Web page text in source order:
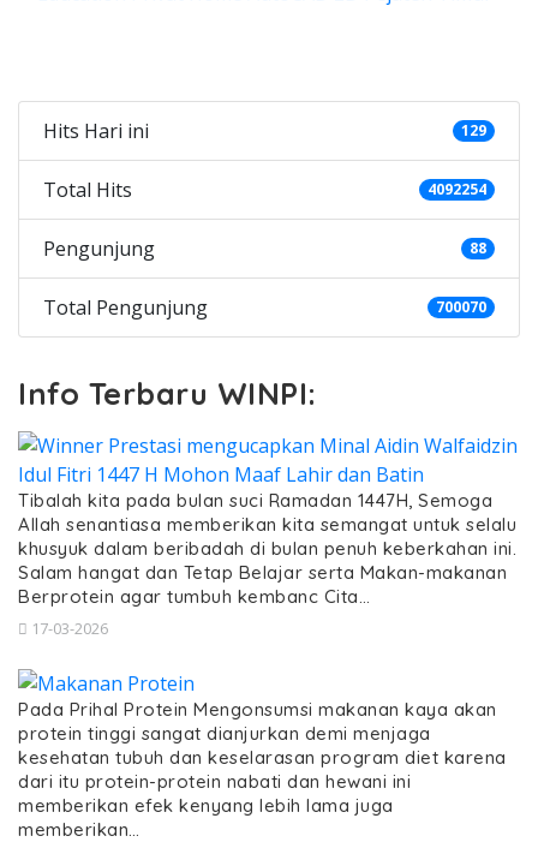
Hits Hari ini 129
Total Hits 4092254
Pengunjung 88
Total Pengunjung 700070
Info Terbaru WINPI:
Tibalah kita pada bulan suci Ramadan 1447H, Semoga
Allah senantiasa memberikan kita semangat untuk selalu
khusyuk dalam beribadah di bulan penuh keberkahan ini.
Salam hangat dan Tetap Belajar serta Makan-makanan
Berprotein agar tumbuh kembanc Cita…
17-03-2026
Pada Prihal Protein Mengonsumsi makanan kaya akan
protein tinggi sangat dianjurkan demi menjaga
kesehatan tubuh dan keselarasan program diet karena
dari itu protein-protein nabati dan hewani ini
memberikan efek kenyang lebih lama juga
memberikan…